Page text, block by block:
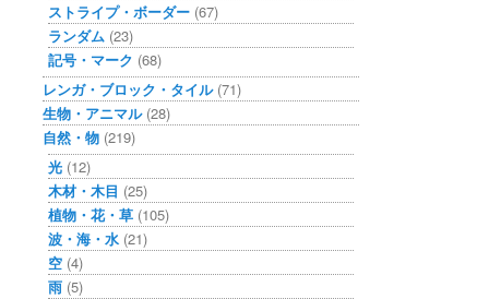
ストライプ・ボーダー (67)
ランダム (23)
記号・マーク (68)
レンガ・ブロック・タイル(71)
生物・アニマル(28)
自然・物 (219)
光 (12)
木材・木目 (25)
植物・花・草 (105)
波・海・水 (21)
空 (4)
雨 (5)